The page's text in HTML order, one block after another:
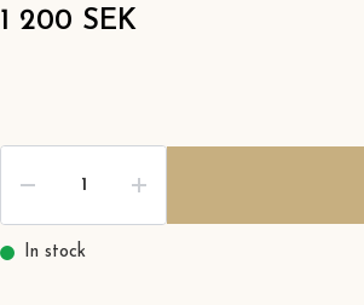
1 200 SEK
In stock